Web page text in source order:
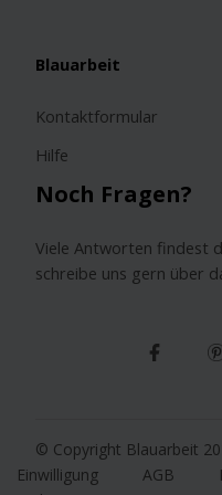
Noch Fragen?
Viele Antworten findest
schreibe uns gern über
Blauarbeit
Kontaktformular
Hilfe
© Copyright Blauarbeit
Einwilligung
AGB